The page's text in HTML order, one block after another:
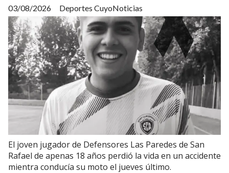
Deportes CuyoNoticias
03/08/2026
El joven jugador de Defensores Las Paredes de San
Rafael de apenas 18 años perdió la vida en un accidente
mientra conducía su moto el jueves último.